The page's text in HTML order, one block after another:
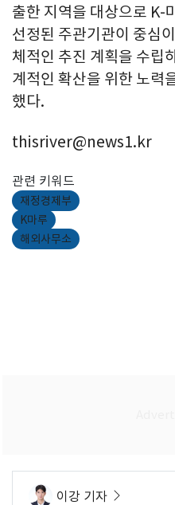
출한 지역을 대상으로 K-
선정된 주관기관이 중심
체적인 추진 계획을 수립
계적인 확산을 위한 노력
했다.
thisriver@news1.kr
관련 키워드
재정경제부
K마루
해외사무소
이강 기자